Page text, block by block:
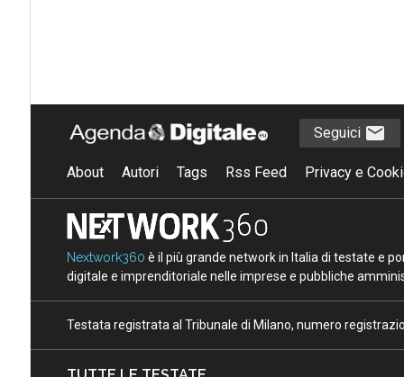
Seguici
About Autori Tags Rss Feed Privacy e
Nextwork360 è il più grande network in Italia di testate e
digitale e imprenditoriale nelle imprese e pubbliche
Testata registrata al Tribunale di Milano, numero